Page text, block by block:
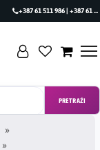
+387 61 511 986 | +387 61 493 470
PRETRAŽI